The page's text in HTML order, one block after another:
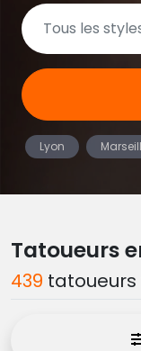
Lyon
Tatoueurs
439 tatoueurs